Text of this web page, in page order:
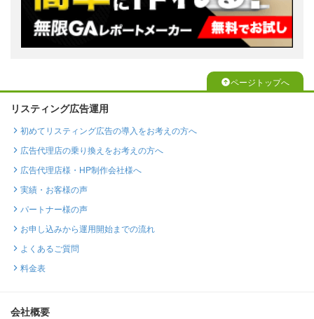
ページトップへ
リスティング広告運用
初めてリスティング広告の導入をお考えの方へ
広告代理店の乗り換えをお考えの方へ
広告代理店様・HP制作会社様へ
実績・お客様の声
パートナー様の声
お申し込みから運用開始までの流れ
よくあるご質問
料金表
会社概要